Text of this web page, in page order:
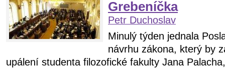
Grebeníčka
Petr Duchoslav
Minulý týden jednala
návrhu zákona, který by
upálení studenta filozofické fakulty Jana